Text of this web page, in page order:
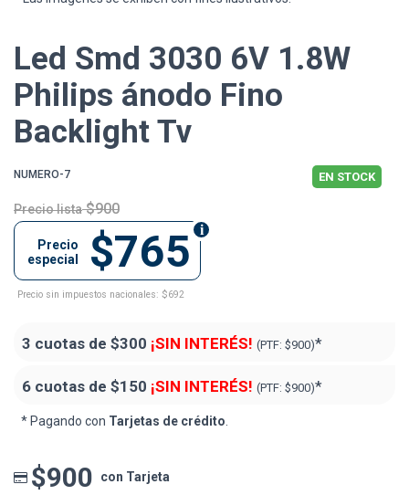
Led Smd 3030 6V 1.8W
Philips ánodo Fino
Backlight Tv
NUMERO-7 EN STOCK
Precio lista $900
$765
Precio
especial
Precio sin impuestos nacionales: $692
3 cuotas de $300 ¡SIN INTERÉS! (PTF: $900)*
6 cuotas de $150 ¡SIN INTERÉS! (PTF: $900)*
* Pagando con Tarjetas de crédito.
$900 con Tarjeta